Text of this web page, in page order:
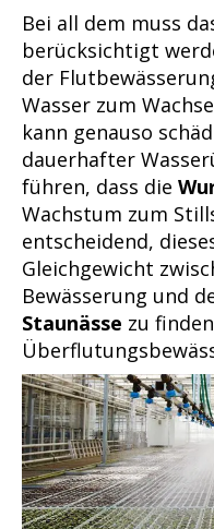
Bei all dem muss
berücksichtigt
der
Wasser zum
kann genauso
dauerhafter
führen, dass die
Wachstum zum
entscheidend,
Gleichgewicht
Bewässerung und
Staunässe zu